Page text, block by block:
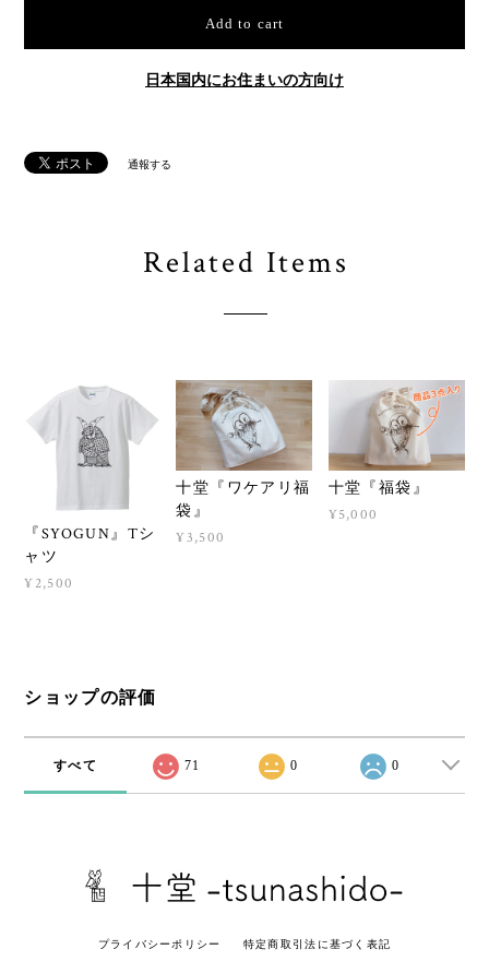
Add to cart
日本国内にお住まいの方向け
通報する
Related Items
『SYOGUN』Tシ
ャツ
¥2,500
十堂『ワケアリ福
袋』
¥3,500
十堂『福袋』
¥5,000
ショップの評価
すべて 71 0 0
プライバシーポリシー 特定商取引法に基づく表記